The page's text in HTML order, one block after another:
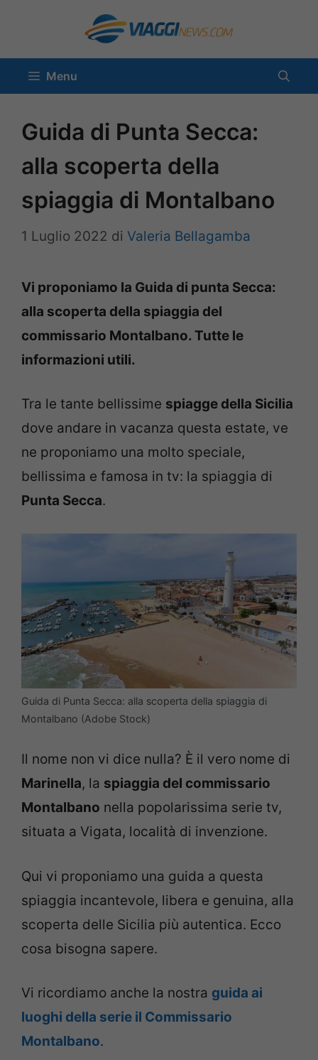
contenuto
Menu
Guida di Punta Secca:
alla scoperta della
spiaggia di Montalbano
1 Luglio 2022 di Valeria Bellagamba
Vi proponiamo la Guida di punta Secca:
alla scoperta della spiaggia del
commissario Montalbano. Tutte le
informazioni utili.
Tra le tante bellissime spiagge della Sicilia
dove andare in vacanza questa estate, ve
ne proponiamo una molto speciale,
bellissima e famosa in tv: la spiaggia di
Punta Secca.
Guida di Punta Secca: alla scoperta della spiaggia di
Montalbano (Adobe Stock)
Il nome non vi dice nulla? È il vero nome di
Marinella, la spiaggia del commissario
Montalbano nella popolarissima serie tv,
situata a Vigata, località di invenzione.
Qui vi proponiamo una guida a questa
spiaggia incantevole, libera e genuina, alla
scoperta delle Sicilia più autentica. Ecco
cosa bisogna sapere.
Vi ricordiamo anche la nostra guida ai
luoghi della serie il Commissario
Montalbano.